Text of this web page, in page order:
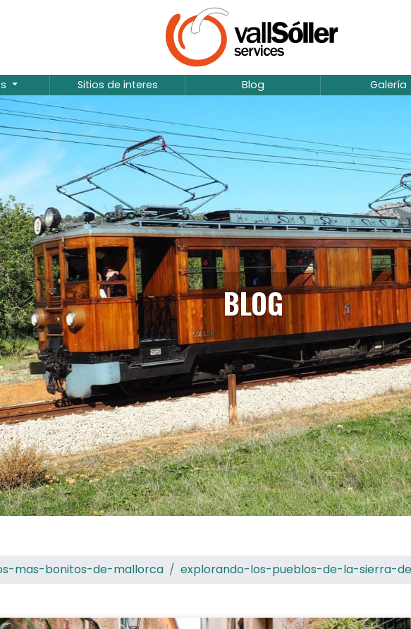
Sitios de interes Blog Galería
BLOG
mas-bonitos-de-mallorca explorando-los-pueblos-de-la-sierra-